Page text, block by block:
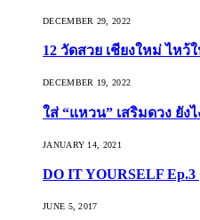
DECEMBER 29, 2022
12 วัดสวย เชียงใหม่ ไหว้
DECEMBER 19, 2022
ใส่ “แหวน” เสริมดวง ยัง
JANUARY 14, 2021
DO IT YOURSELF
JUNE 5, 2017